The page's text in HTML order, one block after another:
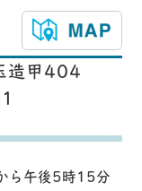
造甲404
ら午後5時15分